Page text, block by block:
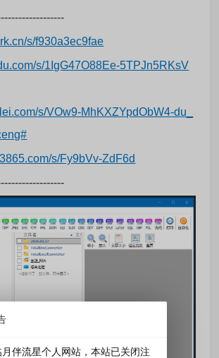
s/f930a3ec9fae
s/1IgG47O88Ee-5TPJn5RKsV
s/VOw9-MhKXZYpdObW4-du_
s/Fy9bVv-ZdF6d
伴流星个人网站，本站已关闭注